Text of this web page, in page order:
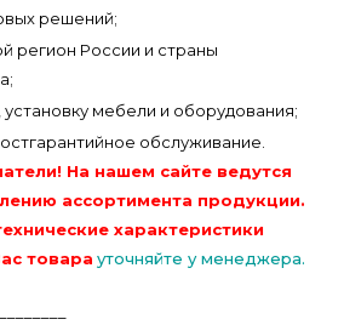
решений;
регион России и страны
мебели и оборудования;
обслуживание.
На нашем сайте ведутся
ассортимента продукции.
характеристики
товара уточняйте у менеджера.